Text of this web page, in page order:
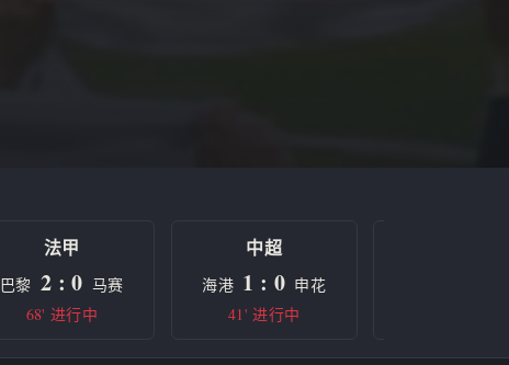
法甲
巴黎 2 : 0 马赛
68' 进行中
中超
海港 1 : 0 申花
41' 进行中